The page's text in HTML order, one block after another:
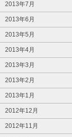
2013年7月
2013年6月
2013年5月
2013年4月
2013年3月
2013年2月
2013年1月
2012年12月
2012年11月